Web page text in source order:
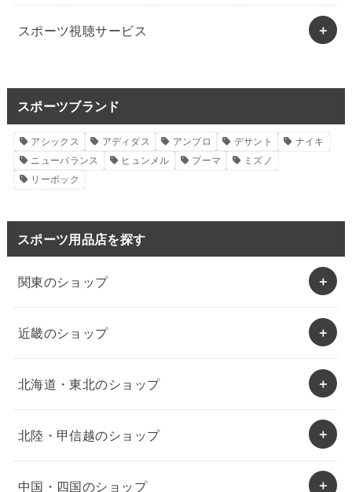
スポーツ視聴サービス
スポーツブランド
アシックス アディダス アンブロ デサント
ナイキ
ニューバランス
ヒュンメル プーマ
ミズノ
リーボック
スポーツ用品店を探す
関東のショップ
近畿のショップ
北海道・東北のショップ
北陸・甲信越のショップ
中国・四国のショップ